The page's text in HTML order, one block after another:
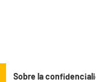
múltiples peines guía para
Sobre la